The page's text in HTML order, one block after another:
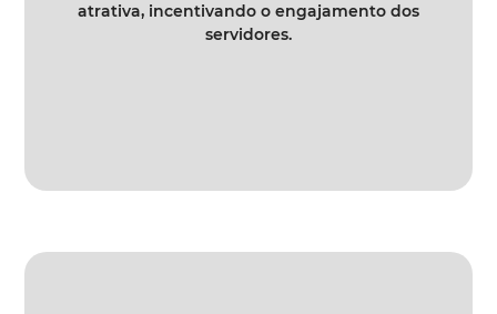
atrativa, incentivando o engajamento dos
servidores.